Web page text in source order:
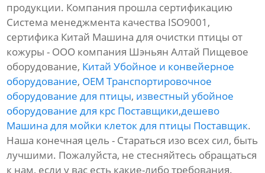
продукции. Компания прошла сертификацию
Система менеджмента качества ISO9001,
сертифика Китай Машина для очистки птицы от
кожуры - ООО компания Шэньян Алтай Пищевое
оборудование, Китай Убойное и конвейерное
оборудование, OEM Транспортировочное
оборудование для птицы, известный убойное
оборудование для крс Поставщики,дешево
Машина для мойки клеток для птицы Поставщик.
Наша конечная цель - Стараться изо всех сил, быть
лучшими. Пожалуйста, не стесняйтесь обращаться
к нам, если у вас есть какие-либо требования.